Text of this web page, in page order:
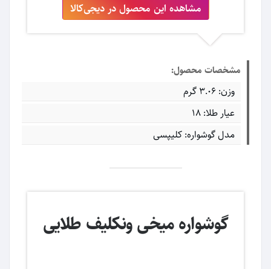
مشاهده این محصول در دیجی‌کالا
مشخصات محصول:
وزن: ۳.۰۶ گرم
عیار طلا: ۱۸
مدل گوشواره: کلیپسی
گوشواره میخی ونکلیف طلایی